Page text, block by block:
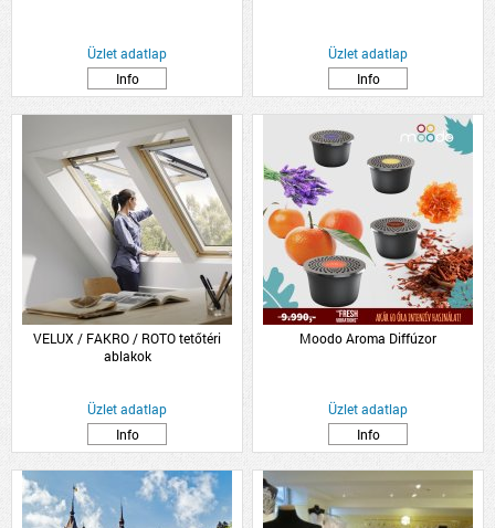
Üzlet adatlap
Info
Üzlet adatlap
Info
VELUX / FAKRO / ROTO tetőtéri
ablakok
Üzlet adatlap
Info
Moodo Aroma Diffúzor
Üzlet adatlap
Info